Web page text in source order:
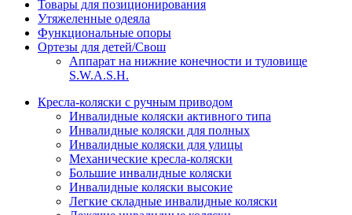
Товары для позиционирования
Утяжеленные одеяла
Функциональные опоры
Ортезы для детей/Свош
Аппарат на нижние конечности и туловище
S.W.A.S.H.
Кресла-коляски с ручным приводом
Инвалидные коляски активного типа
Инвалидные коляски для полных
Инвалидные коляски для улицы
Механические кресла-коляски
Большие инвалидные коляски
Инвалидные коляски высокие
Легкие складные инвалидные коляски